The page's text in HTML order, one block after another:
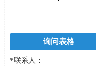
询问表格
*联系人：